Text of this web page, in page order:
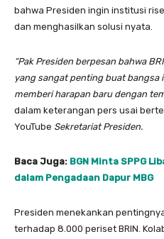
bahwa Presiden ingin institusi
dan menghasilkan solusi nyata.
“Pak Presiden berpesan bahwa
yang sangat penting buat bangsa
memberi harapan baru dengan
dalam keterangan pers usai
YouTube Sekretariat Presiden.
Baca Juga: BGN Minta SPPG
dalam Pengadaan Dapur MBG
Presiden menekankan
terhadap 8.000 periset BRIN.